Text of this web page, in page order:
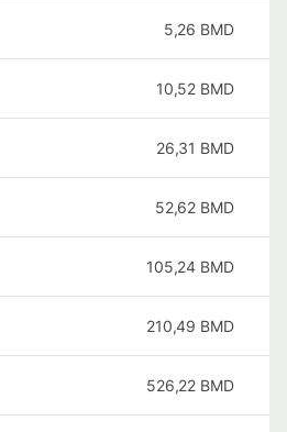
5,26 BMD
10,52 BMD
26,31 BMD
52,62 BMD
105,24 BMD
210,49 BMD
526,22 BMD